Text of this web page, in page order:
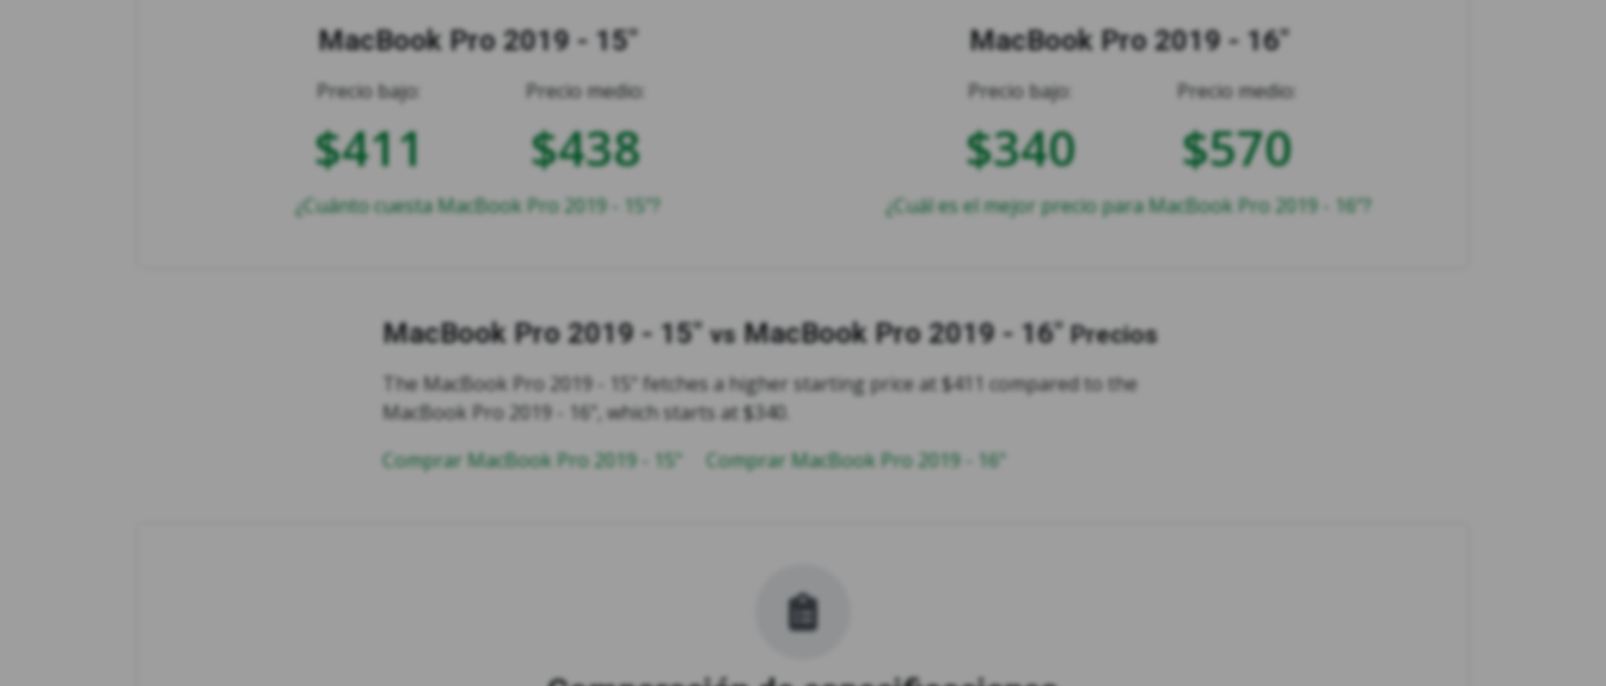
MacBook Pro 2019 - 15"
Precio bajo:
$411
Precio medio:
$438
¿Cuánto cuesta MacBook Pro 2019 - 15"?
MacBook Pro 2019 - 16"
Precio bajo:
$340
Precio medio:
$570
¿Cuál es el mejor precio para MacBook Pro 2019 - 16"?
MacBook Pro 2019 - 15" vs MacBook Pro 2019 - 16" Precios
The MacBook Pro 2019 - 15" fetches a higher starting price at $411 compared to the
MacBook Pro 2019 - 16", which starts at $340.
Comprar MacBook Pro 2019 - 15"
Comprar MacBook Pro 2019 - 16"